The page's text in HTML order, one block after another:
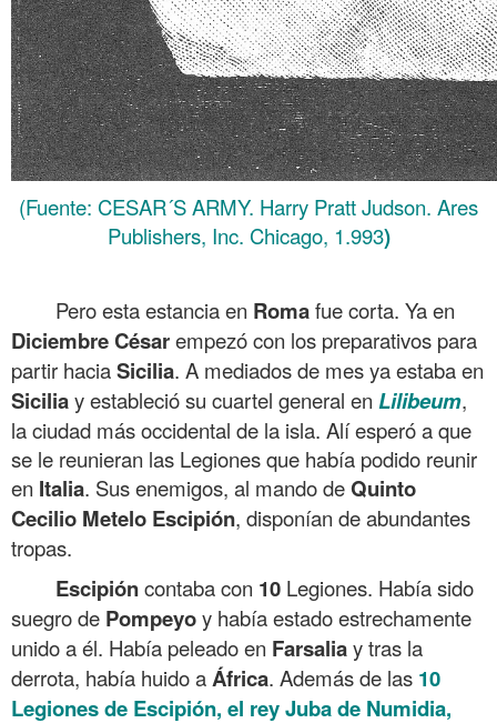
(Fuente: CESAR´S ARMY. Harry Pratt Judson. Ares
Publishers, Inc. Chicago, 1.993)
Pero esta estancia en Romafue corta. Ya en
DiciembreCésarempezó con los preparativos para
partir haciaSicilia. A mediados de mes ya estaba en
Siciliay estableció su cuartel general en Lilibeum,
la ciudad más occidental de la isla. Alí esperó a que
se le reunieran las Legiones que había podido reunir
en Italia. Sus enemigos, al mando deQuinto
Cecilio Metelo Escipión, disponían de abundantes
tropas.
Escipióncontaba con 10 Legiones. Había sido
suegro de Pompeyoy había estado estrechamente
unido a él. Había peleado en Farsaliay tras la
derrota, había huido aÁfrica. Además de las 10
Legiones de Escipión, el rey Juba de Numidia,